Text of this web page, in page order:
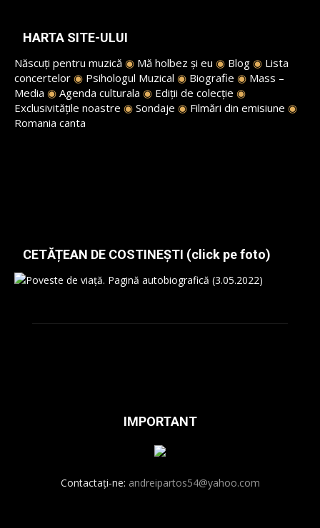
HARTA SITE-ULUI
Născuți pentru muzică ◉ Mă holbez și eu ◉ Blog ◉ Lista
concertelor ◉ Psihologul Muzical ◉ Biografie ◉ Mass –
Media ◉ Agenda culturala ◉ Ediții de colecție ◉
Exclusivitățile noastre ◉ Sondaje ◉ Filmări din emisiune ◉
Romania canta
CETĂȚEAN DE COSTINEȘTI (click pe foto)
IMPORTANT
Contactați-ne: andreipartos54@yahoo.com